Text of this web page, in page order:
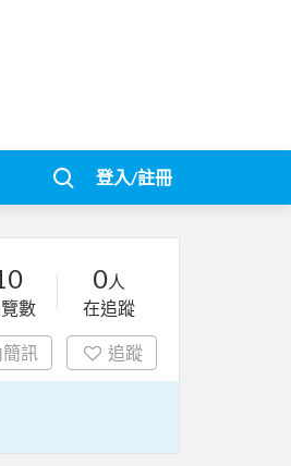
登入/註冊
數
0人
在追蹤
訊 追蹤